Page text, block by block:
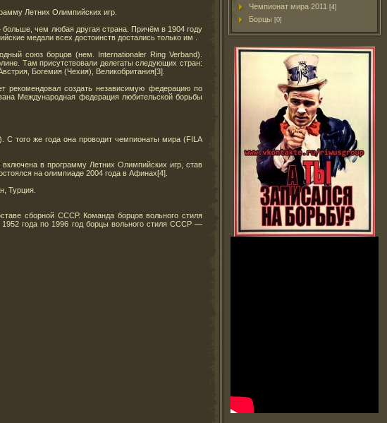
Летних Олимпийских игр.
чем любая другая страна. Причём в 1904 году
медали всех достоинств достались только им .
союз борцов (нем. Internationaler Ring Verband).
Там присутствовали делегаты следующих стран:
Богемия (Чехия), Великобритания[3].
рекомендовал создать независимую федерацию по
Международная федерация любительской борьбы
того же года она проводит чемпионаты мира (FILA
в программу Летних Олимпийских игр, став
на олимпиаде 2004 года в Афинах[4].
Турция.
сборной СССР. Команда борцов вольного стиля
года по 1996 год борцы вольного стиля СССР —
Чемпионат мира 2011 [4]
Борцы [0]